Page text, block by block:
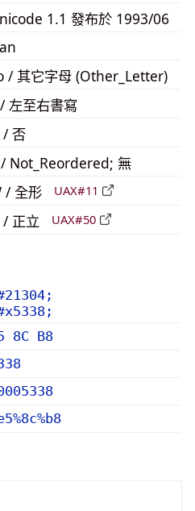
1.1 發布於 1993/06
/ 其它字母 (Other_Letter)
左至右書寫
/ 否
Not_Reordered; 無
/ 全形 UAX#11
/ 正立 UAX#50
8C B8